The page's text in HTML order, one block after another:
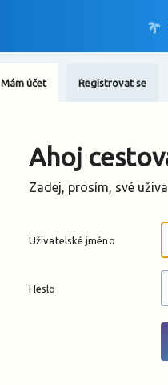
Mám účet Registrovat se
Ahoj
Zadej, prosím, své
Uživatelské jméno
Heslo